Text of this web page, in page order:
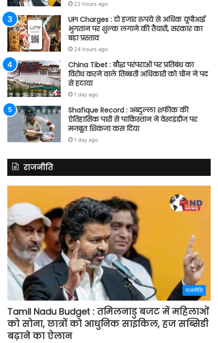
22 hours ago
UPI Charges : दो हजार रुपये से अधिक यूपीआई
भुगतान पर शुल्क लगाने की तैयारी, सरकार का
बड़ा प्रस्ताव
24 hours ago
China Tibet : बौद्ध परंपराओं पर प्रतिबंध का
विरोध करने वाले तिब्बती अधिकारी को चीन ने पद
से हटाया
1 day ago
Shafique Record : अब्दुल्ला शफीक की
ऐतिहासिक पारी से पाकिस्तान ने वेस्टइंडीज पर
मजबूत शिकंजा कस दिया
1 day ago
राजनीति
राजनीति
Tamil Nadu Budget : तमिलनाडु बजट में महिलाओं
को सोना, छात्रों को आधुनिक साइकिल, हज सब्सिडी
बढ़ाने का ऐलान